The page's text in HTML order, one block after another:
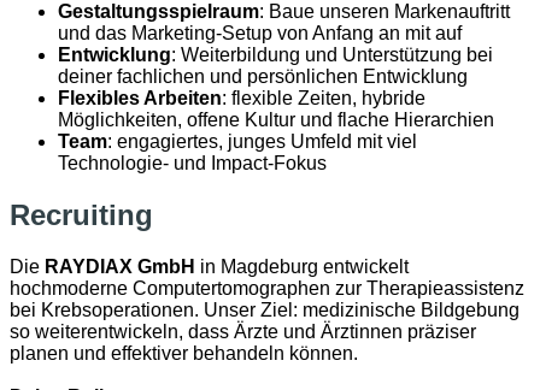
Gestaltungsspielraum: Baue unseren Markenauftritt
und das Marketing-Setup von Anfang an mit auf
Entwicklung: Weiterbildung und Unterstützung bei
deiner fachlichen und persönlichen Entwicklung
Flexibles Arbeiten: flexible Zeiten, hybride
Möglichkeiten, offene Kultur und flache Hierarchien
Team: engagiertes, junges Umfeld mit viel
Technologie- und Impact-Fokus
Recruiting
Die RAYDIAX GmbH in Magdeburg entwickelt
hochmoderne Computertomographen zur Therapieassistenz
bei Krebsoperationen. Unser Ziel: medizinische Bildgebung
so weiterentwickeln, dass Ärzte und Ärztinnen präziser
planen und effektiver behandeln können.